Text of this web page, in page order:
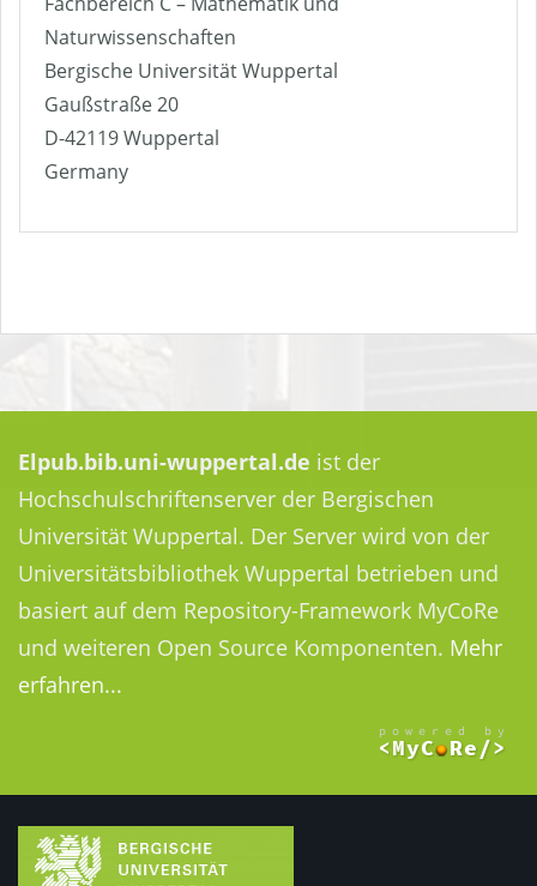
Naturwissenschaften
Bergische Universität Wuppertal
Gaußstraße 20
D-42119 Wuppertal
Germany
Elpub.bib.uni-wuppertal.de ist der
Hochschulschriftenserver der Bergischen
Universität Wuppertal. Der Server wird von der
Universitätsbibliothek Wuppertal betrieben und
basiert auf dem Repository-Framework MyCoRe
und weiteren Open Source Komponenten. Mehr
erfahren...